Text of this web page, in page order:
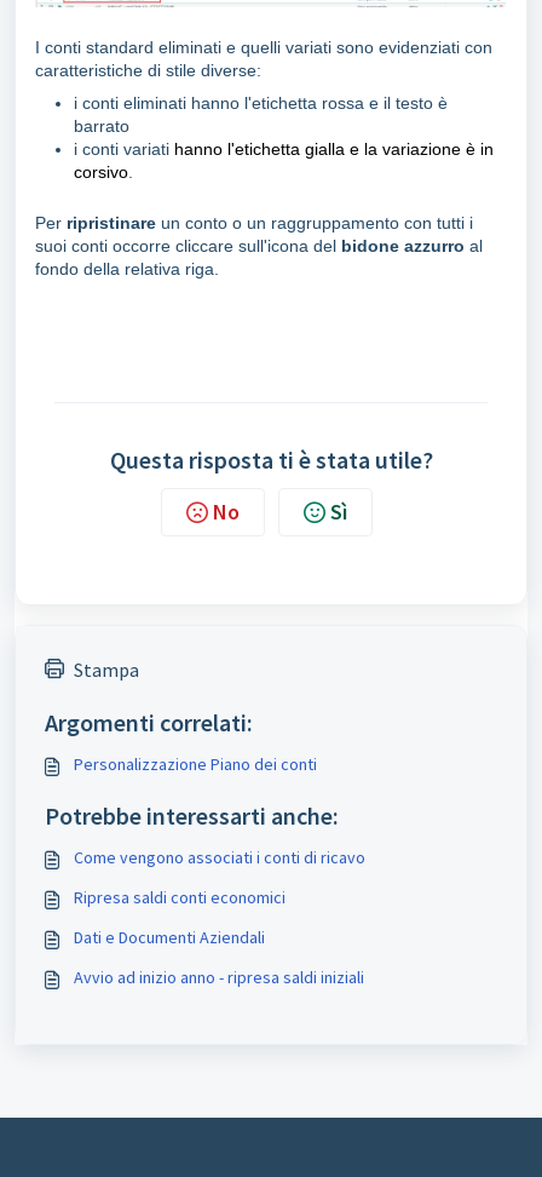
I conti standard eliminati e quelli variati sono evidenziati con
caratteristiche di stile diverse:
i conti eliminati hanno l'etichetta rossa e il testo è
barrato
i conti variati hanno l'etichetta gialla e la variazione è in
corsivo
Per ripristinare un conto o un raggruppamento con tutti i
suoi conti occorre cliccare sull'icona del bidone azzurro al
fondo della relativa riga.
Questa risposta ti è stata utile?
No Sì
Stampa
Argomenti correlati:
Personalizzazione Piano dei conti
Potrebbe interessarti anche:
Come vengono associati i conti di ricavo
Ripresa saldi conti economici
Dati e Documenti Aziendali
Avvio ad inizio anno - ripresa saldi iniziali